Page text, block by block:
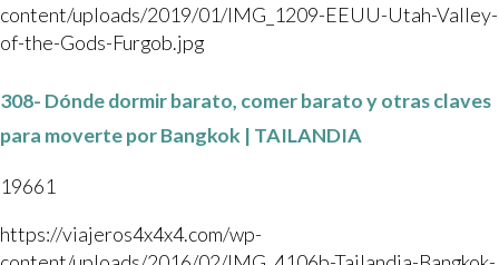
content/uploads/2019/01/IMG_1209-EEUU-Utah-Valley-
of-the-Gods-Furgob.jpg
308- Dónde dormir barato, comer barato y otras claves
para moverte por Bangkok | TAILANDIA
19661
https://viajeros4x4x4.com/wp-